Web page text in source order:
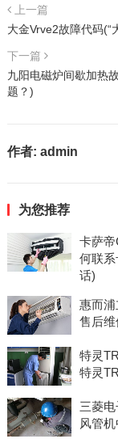
上一篇
大金Vrve2故障代码(“
下一篇
九阳电磁炉间歇加热
题？)
作者: admin
为您推荐
卡萨
何联
话)
惠而
售后
特灵
特灵
三菱
风管